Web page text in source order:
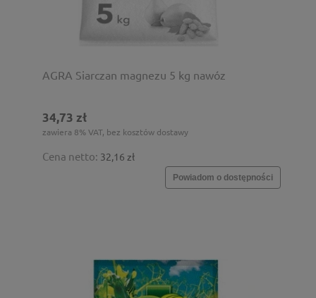
AGRA Siarczan magnezu 5 kg nawóz
34,73 zł
zawiera 8% VAT, bez kosztów dostawy
Cena netto: 32,16 zł
Powiadom o dostępności